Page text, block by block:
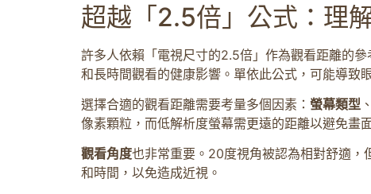
超越「2.5倍」公式：理
許多人依賴「電視尺寸的2.5倍」作為觀看距離的
和長時間觀看的健康影響。單依此公式，可能導致
選擇合適的觀看距離需要考量多個因素： 螢幕類型 、
像素顆粒，而低解析度螢幕需更遠的距離以避免畫
觀看角度也非常重要。20度視角被認為相對舒適，
和時間，以免造成近視。